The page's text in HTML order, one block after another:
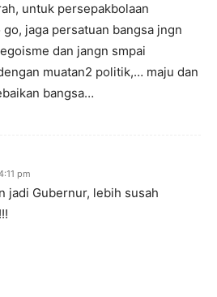
untuk persepakbolaan
jaga persatuan bangsa jngn
dan jangn smpai
muatan2 politik,… maju dan
bangsa…
pm
jadi Gubernur, lebih susah